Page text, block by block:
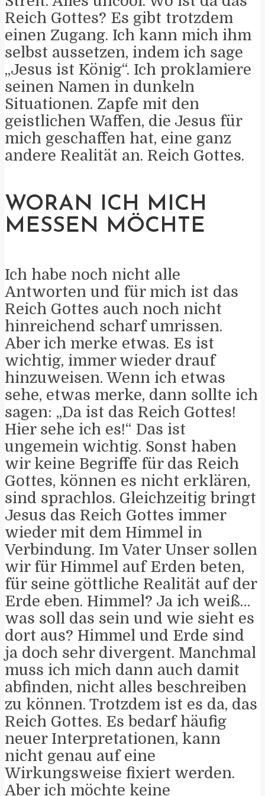
Reich Gottes? Es gibt trotzdem
einen Zugang. Ich kann mich ihm
selbst aussetzen, indem ich sage
„Jesus ist König“. Ich proklamiere
seinen Namen in dunkeln
Situationen. Zapfe mit den
geistlichen Waffen, die Jesus für
mich geschaffen hat, eine ganz
andere Realität an. Reich Gottes.
WORAN ICH MICH
MESSEN MÖCHTE
Ich habe noch nicht alle
Antworten und für mich ist das
Reich Gottes auch noch nicht
hinreichend scharf umrissen.
Aber ich merke etwas. Es ist
wichtig, immer wieder drauf
hinzuweisen. Wenn ich etwas
sehe, etwas merke, dann sollte ich
sagen: „Da ist das Reich Gottes!
Hier sehe ich es!“ Das ist
ungemein wichtig. Sonst haben
wir keine Begriffe für das Reich
Gottes, können es nicht erklären,
sind sprachlos. Gleichzeitig bringt
Jesus das Reich Gottes immer
wieder mit dem Himmel in
Verbindung. Im Vater Unser sollen
wir für Himmel auf Erden beten,
für seine göttliche Realität auf der
Erde eben. Himmel? Ja ich weiß…
was soll das sein und wie sieht es
dort aus? Himmel und Erde sind
ja doch sehr divergent. Manchmal
muss ich mich dann auch damit
abfinden, nicht alles beschreiben
zu können. Trotzdem ist es da, das
Reich Gottes. Es bedarf häufig
neuer Interpretationen, kann
nicht genau auf eine
Wirkungsweise fixiert werden.
Aber ich möchte keine